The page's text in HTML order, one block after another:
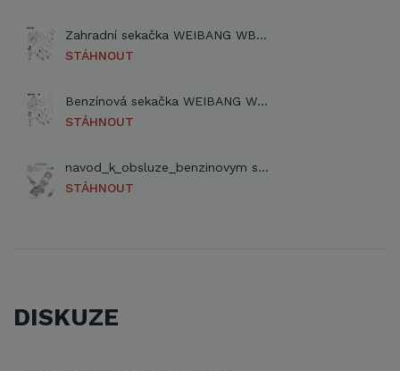
Zahradní sekačka WEIBANG WB 455 SC (PDF)
STÁHNOUT
Benzínová sekačka WEIBANG WB 455 SC 2017 (PDF)
STÁHNOUT
navod_k_obsluze_benzinovym sekackam_VeGA_cz (PDF)
STÁHNOUT
DISKUZE